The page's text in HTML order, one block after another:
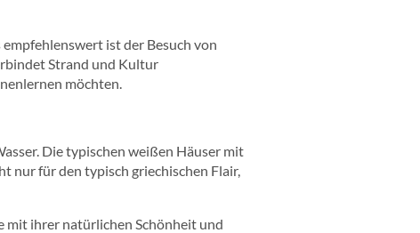
ist der Besuch von
Strand und Kultur
möchten.
Die typischen weißen Häuser mit
nur für den typisch griechischen Flair,
mit ihrer natürlichen Schönheit und